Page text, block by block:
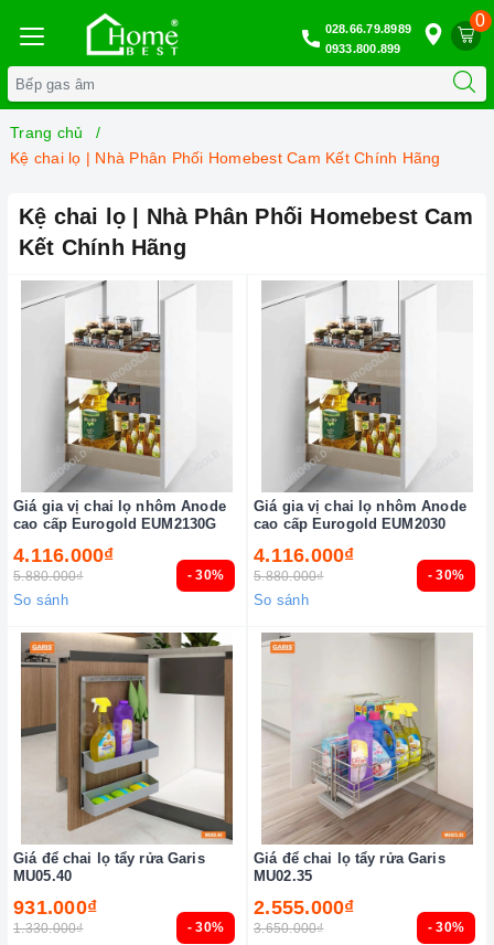
0
028.66.79.8989
0933.800.899
Trang chủ
Kệ chai lọ | Nhà Phân Phối Homebest Cam Kết Chính Hãng
Kệ chai lọ | Nhà Phân Phối Homebest Cam
Kết Chính Hãng
- 30%
Giá gia vị chai lọ nhôm Anode
cao cấp Eurogold EUM2130G
4.116.000₫
5.880.000₫
So sánh
- 30%
Giá gia vị chai lọ nhôm Anode
cao cấp Eurogold EUM2030
4.116.000₫
5.880.000₫
So sánh
- 30%
Giá để chai lọ tẩy rửa Garis
MU05.40
931.000₫
1.330.000₫ - 30%
Giá để chai lọ tẩy rửa Garis
MU02.35
2.555.000₫
3.650.000₫